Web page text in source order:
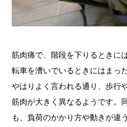
筋肉痛で、階段を下りるときに
転車を漕いでいるときにはまっ
やはりよく言われる通り、歩行
筋肉が大きく異なるようです。
も、負荷のかかり方や動きが違